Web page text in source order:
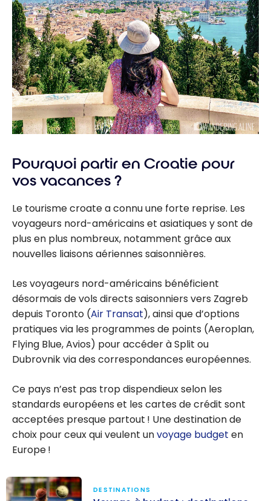
Pourquoi partir en Croatie pour
vos vacances ?
Le tourisme croate a connu une forte reprise. Les
voyageurs nord-américains et asiatiques y sont de
plus en plus nombreux, notamment grâce aux
nouvelles liaisons aériennes saisonnières.
Les voyageurs nord-américains bénéficient
désormais de vols directs saisonniers vers Zagreb
depuis Toronto (Air Transat), ainsi que d’options
pratiques via les programmes de points (Aeroplan,
Flying Blue, Avios) pour accéder à Split ou
Dubrovnik via des correspondances européennes.
Ce pays n’est pas trop dispendieux selon les
standards européens et les cartes de crédit sont
acceptées presque partout ! Une destination de
choix pour ceux qui veulent unvoyage budget en
Europe !
DESTINATIONS